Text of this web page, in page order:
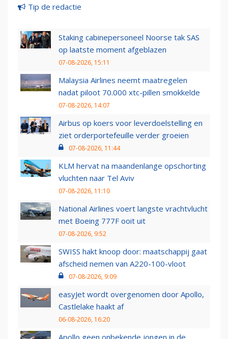
Tip de redactie
Staking cabinepersoneel Noorse tak SAS
op laatste moment afgeblazen
07-08-2026, 15:11
Malaysia Airlines neemt maatregelen
nadat piloot 70.000 xtc-pillen smokkelde
07-08-2026, 14:07
Airbus op koers voor leverdoelstelling en
ziet orderportefeuille verder groeien
07-08-2026, 11:44
KLM hervat na maandenlange opschorting
vluchten naar Tel Aviv
07-08-2026, 11:10
National Airlines voert langste vrachtvlucht
met Boeing 777F ooit uit
07-08-2026, 9:52
SWISS hakt knoop door: maatschappij gaat
afscheid nemen van A220-100-vloot
07-08-2026, 9:09
easyJet wordt overgenomen door Apollo,
Castlelake haakt af
06-08-2026, 16:20